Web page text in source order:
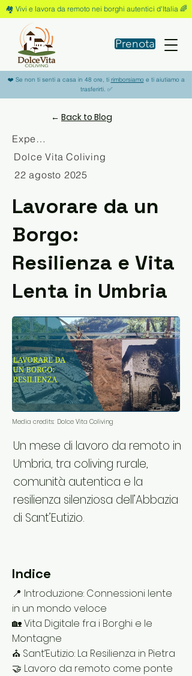
🏘️ Vivi e lavora da remoto nei borghi autentici d'Italia 🌈
Prenota
❤️ Se non ti senti a casa in 48 ore, ti rimborsiamoe ti aiutiamo a
trasferirti. ✅
← Back to Blog
Experience
Dolce Vita Coliving
22 agosto 2025
Lavorare da un
Borgo:
Resilienza e Vita
Lenta in Umbria
Media credits: Dolce Vita Coliving
Un mese di lavoro da remoto in
Umbria, tra coliving rurale,
comunità autentica e la
resilienza silenziosa dell’Abbazia
di Sant’Eutizio.
Indice
📍 Introduzione: Connessioni lente
in un mondo veloce
🏡 Vita Digitale fra i Borghi e le
Montagne
⛪ Sant’Eutizio: La Resilienza in Pietra
🤝 Lavoro da remoto come ponte